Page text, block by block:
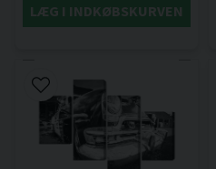
LÆG I INDKØBSKURVEN